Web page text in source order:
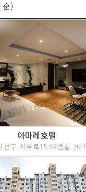
순)
아마레호텔